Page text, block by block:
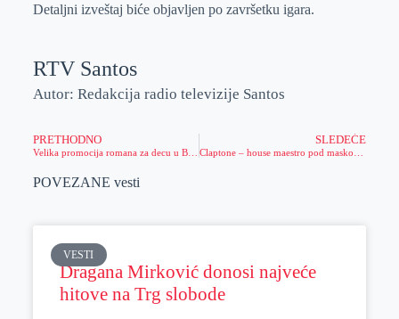
Detaljni izveštaj biće objavljen po završetku igara.
RTV Santos
Autor: Redakcija radio televizije Santos
PRETHODNO
Velika promocija romana za decu u Belom Blatu
SLEDEĆE
POVEZANE vesti
VESTI
Dragana Mirković donosi najveće
hitove na Trg slobode